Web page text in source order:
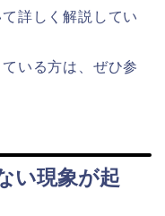
詳しく解説してい
いる方は、ぜひ参
い現象が起